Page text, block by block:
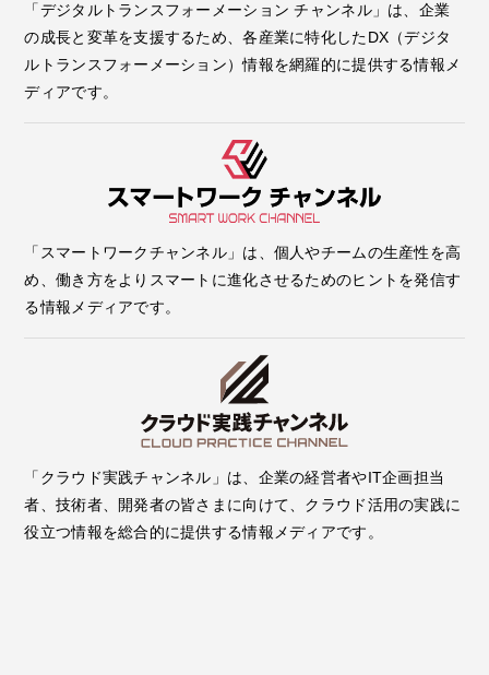
「デジタルトランスフォーメーション チャンネル」は、企業
の成長と変革を支援するため、各産業に特化したDX（デジタ
ルトランスフォーメーション）情報を網羅的に提供する情報メ
ディアです。
「スマートワークチャンネル」は、個人やチームの生産性を高
め、働き方をよりスマートに進化させるためのヒントを発信す
る情報メディアです。
「クラウド実践チャンネル」は、企業の経営者やIT企画担当
者、技術者、開発者の皆さまに向けて、クラウド活用の実践に
役立つ情報を総合的に提供する情報メディアです。